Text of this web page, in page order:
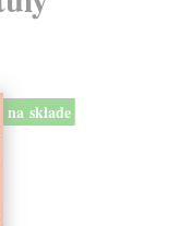
na sklade